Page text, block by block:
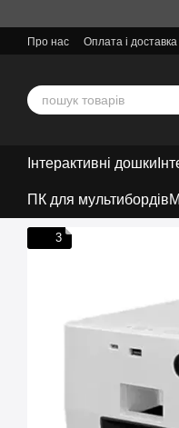
Про нас Оплата і доставка
Інтерактивні дошки
ПК для мультибордів
3